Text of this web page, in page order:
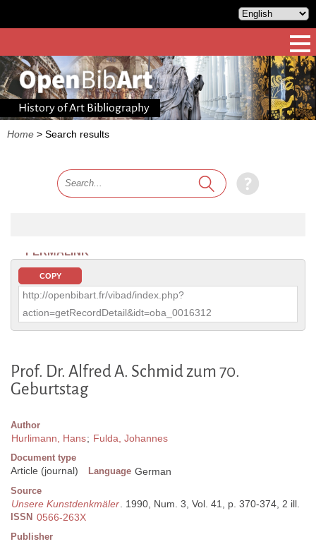
History of Art Bibliography
Home > Search results
PERMALINK
COPY
http://openbibart.fr/vibad/index.php?
action=getRecordDetail&idt=oba_0016312
Prof. Dr. Alfred A. Schmid zum 70.
Geburtstag
Author
Hurlimann, Hans; Fulda, Johannes
Document type
Article (journal) Language German
Source
Unsere Kunstdenkmäler. 1990, Num. 3, Vol. 41, p. 370-374, 2 ill.
ISSN 0566-263X
Publisher